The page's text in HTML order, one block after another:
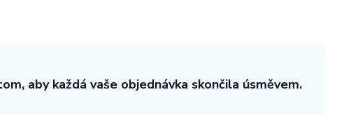
aby každá vaše objednávka skončila úsměvem.